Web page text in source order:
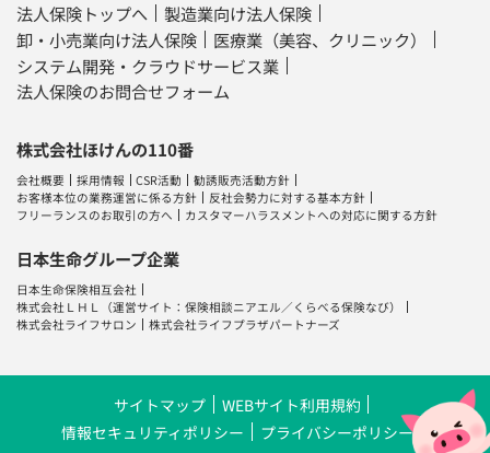
法人保険トップへ
製造業向け法人保険
卸・小売業向け法人保険
医療業（美容、クリニック）
システム開発・クラウドサービス業
法人保険のお問合せフォーム
株式会社ほけんの110番
会社概要 採用情報 CSR活動
勧誘販売活動方針
お客様本位の業務運営に係る方針
反社会勢力に対する基本方針
フリーランスのお取引の方へ
カスタマーハラスメントへの対応に関する方針
日本生命グループ企業
日本生命保険相互会社
株式会社ＬＨＬ （運営サイト：保険相談ニアエル／ くらべる保険なび）
株式会社ライフサロン
株式会社ライフプラザパートナーズ
サイトマップ
WEBサイト利用規約
情報セキュリティポリシー
プライバシーポリシー